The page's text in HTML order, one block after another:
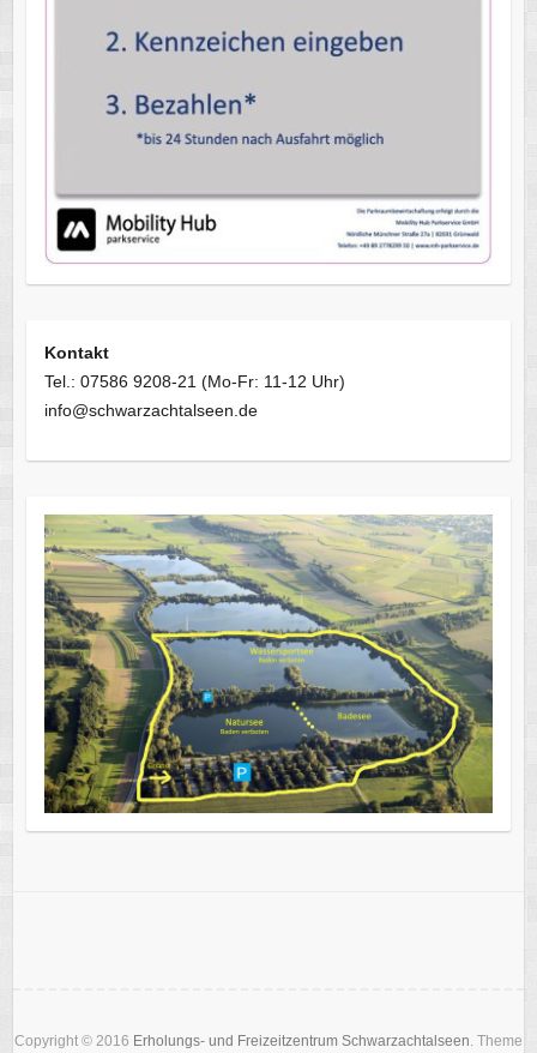
Kontakt
Tel.: 07586 9208-21 (Mo-Fr: 11-12 Uhr)
info@schwarzachtalseen.de
Copyright © 2016 Erholungs- und Freizeitzentrum Schwarzachtalseen. Theme